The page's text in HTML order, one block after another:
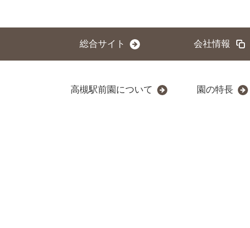
総合サイト 会社情報
高槻駅前園について 園の特長